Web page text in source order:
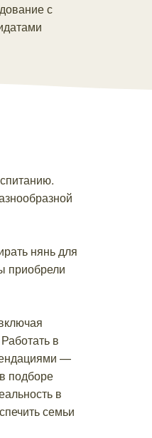
с
нянь для
приобрели
в
—
подборе
в
семьи